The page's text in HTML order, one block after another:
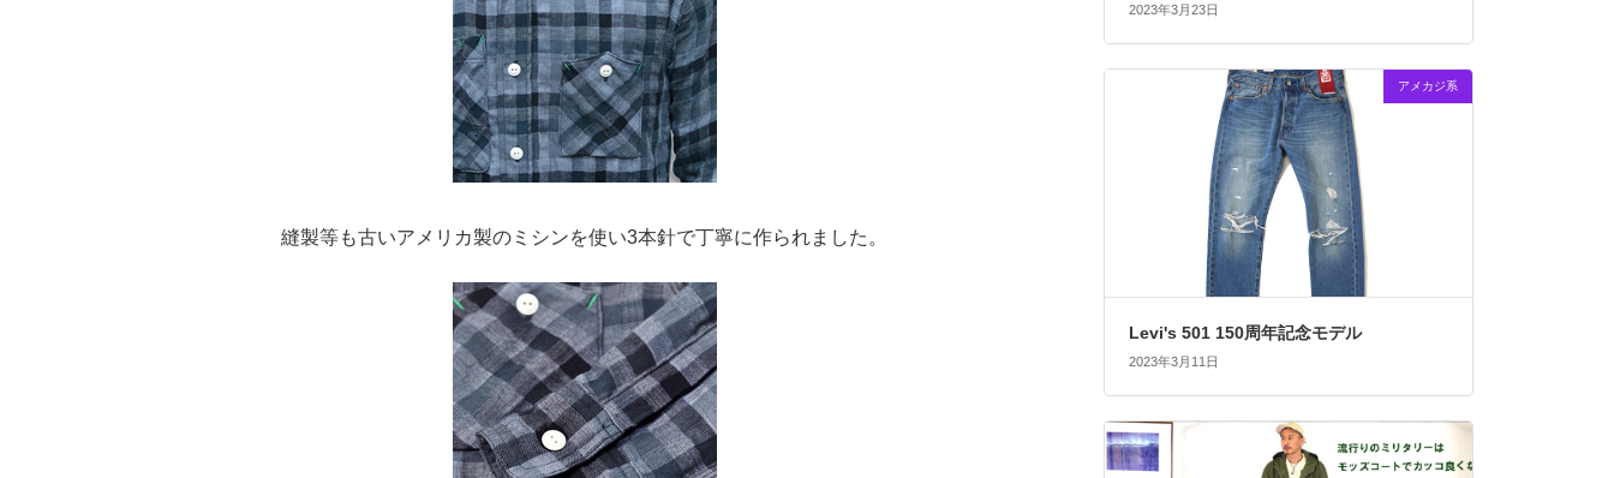
縫製等も古いアメリカ製のミシンを使い3本針で丁寧に作られました。
2023年3月23日
アメカジ系
Levi's 501 150周年記念モデル
2023年3月11日